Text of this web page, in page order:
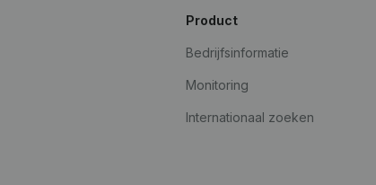
Product
Bedrijfsinformatie
Monitoring
Internationaal zoeken